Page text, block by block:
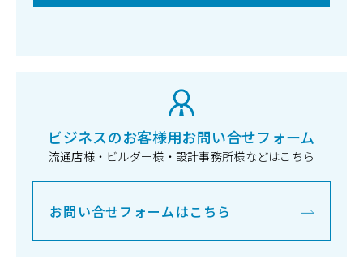
ビジネスのお客様用お問い合せフォーム
流通店様・ビルダー様・設計事務所様などはこちら
お問い合せフォームはこちら